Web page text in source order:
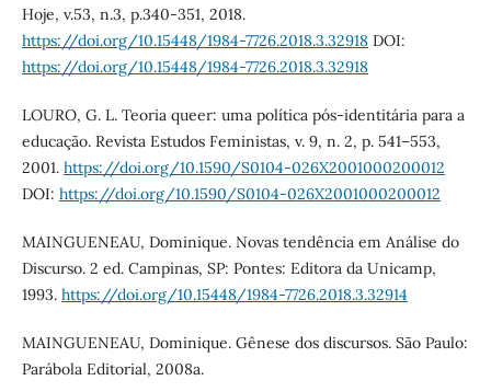
Hoje, v.53, n.3, p.340-351, 2018.
https://doi.org/10.15448/1984-7726.2018.3.32918DOI:
https://doi.org/10.15448/1984-7726.2018.3.32918
LOURO, G. L. Teoria queer: uma política pós-identitária para a
educação. Revista Estudos Feministas, v. 9, n. 2, p. 541–553,
2001. https://doi.org/10.1590/S0104-026X2001000200012
DOI: https://doi.org/10.1590/S0104-026X2001000200012
MAINGUENEAU, Dominique. Novas tendência em Análise do
Discurso. 2 ed. Campinas, SP: Pontes: Editora da Unicamp,
1993. https://doi.org/10.15448/1984-7726.2018.3.32914
MAINGUENEAU, Dominique. Gênese dos discursos. São Paulo:
Parábola Editorial, 2008a.